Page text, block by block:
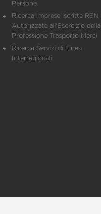
Persone
Ricerca Imprese iscritte REN
Autorizzate all'Esercizio della
Professione Trasporto Merci
Ricerca Servizi di Linea
Interregionali